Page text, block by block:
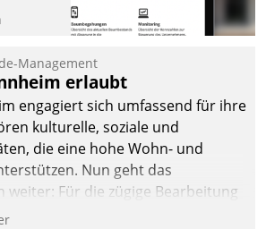
für
und
Management
erlaubt
engagiert sich umfassend für ihre
kulturelle, soziale und
die eine hohe Wohn- und
Nun geht das
weiter: Für die zügige Bearbeitung
oder Lob – richtet das